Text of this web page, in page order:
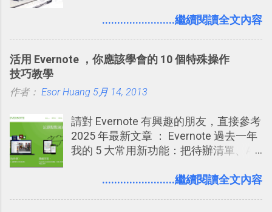
卡片不再落落長？專案管理的5個關鍵
技巧 2017/8/23 新增 ： 如何用 Trello 做
子彈筆記？我的 Trello GTD 方法範例看
板分享
鴉牆上，從而禁止可能的祕密被你其他
短期記憶變成長期記憶。 舉例來說我今
強；然後下次快要忘記可能變成相隔一
化，讓記憶延長到可能半個月；那時候
來一個月的記憶長度！就這樣反覆慢慢
拉長時間練習，就能讓一個東西成為腦
海中更深刻的記憶。 問題是，當我們一
要準備數百個考試問題時，自己手動進
........................繼續閱讀全文內容
活用 Evernote ，你應該學會的 10 個特殊操作
技巧教學
作者： Esor Huang 5月 14, 2013
請對 Evernote 有興趣的朋友，直接參考
2025 年最新文章 ： Evernote 過去一年
我的 5 大常用新功能：把待辦清單、AI
介紹文章： 把不同筆記中的待辦清單統
........................繼續閱讀全文內容